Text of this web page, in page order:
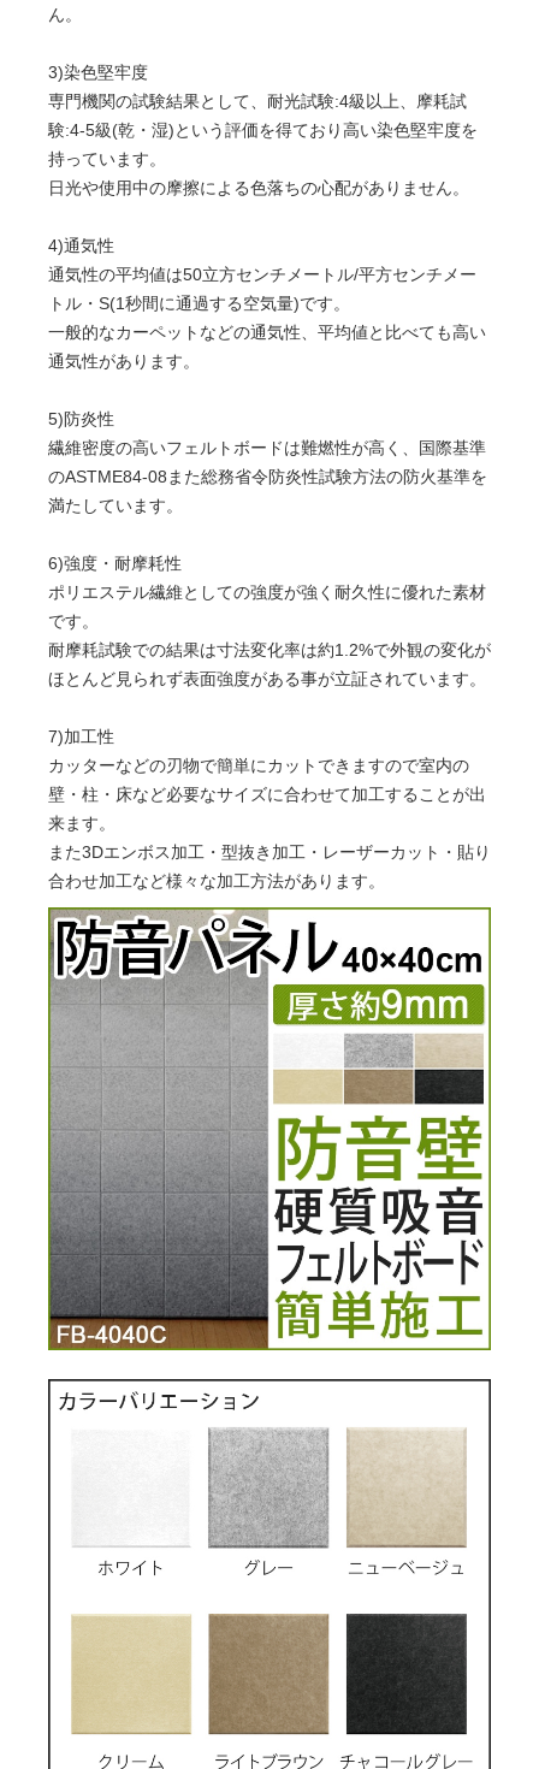
ん。
3)染色堅牢度
専門機関の試験結果として、耐光試験:4級以上、摩耗試
験:4-5級(乾・湿)という評価を得ており高い染色堅牢度を
持っています。
日光や使用中の摩擦による色落ちの心配がありません。
4)通気性
通気性の平均値は50立方センチメートル/平方センチメー
トル・S(1秒間に通過する空気量)です。
一般的なカーペットなどの通気性、平均値と比べても高い
通気性があります。
5)防炎性
繊維密度の高いフェルトボードは難燃性が高く、国際基準
のASTME84-08また総務省令防炎性試験方法の防火基準を
満たしています。
6)強度・耐摩耗性
ポリエステル繊維としての強度が強く耐久性に優れた素材
です。
耐摩耗試験での結果は寸法変化率は約1.2%で外観の変化が
ほとんど見られず表面強度がある事が立証されています。
7)加工性
カッターなどの刃物で簡単にカットできますので室内の
壁・柱・床など必要なサイズに合わせて加工することが出
来ます。
また3Dエンボス加工・型抜き加工・レーザーカット・貼り
合わせ加工など様々な加工方法があります。